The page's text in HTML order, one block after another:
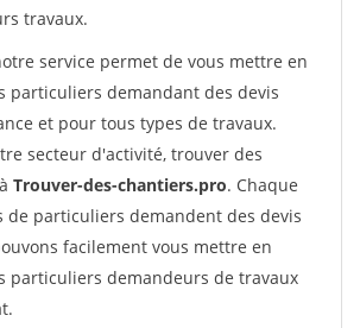
travaux.
service permet de vous mettre en
particuliers demandant des devis
et pour tous types de travaux.
secteur d'activité, trouver des
Trouver-des-chantiers.pro. Chaque
de particuliers demandent des devis
facilement vous mettre en
particuliers demandeurs de travaux